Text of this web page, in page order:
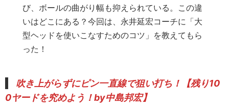
び、ボールの曲がり幅も抑えられている。この違
いはどこにある？今回は、永井延宏コーチに「大
型ヘッドを使いこなすためのコツ」を教えてもら
った！
吹き上がらずにピン一直線で狙い打ち！【残り10
0ヤードを究めよう！by中島邦宏】